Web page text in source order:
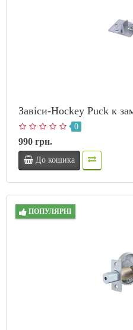
Завіси-Hockey Puck к
0
990 грн.
До кошика
ПОПУЛЯРНІ